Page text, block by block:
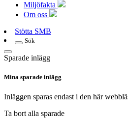
Miljöfakta
Om oss
Stötta SMB
Sök
Sparade inlägg
Mina sparade inlägg
Inläggen sparas endast i den här
Ta bort alla sparade